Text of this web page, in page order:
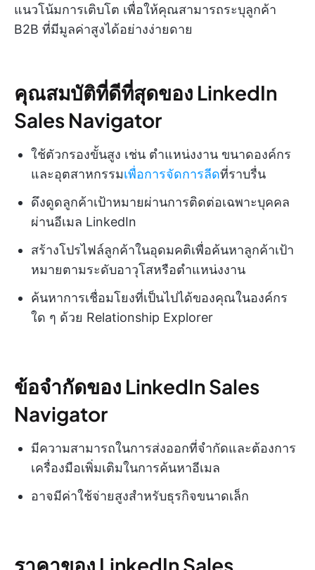
แนวโน้มการเติบโต เพื่อให้คุณสามารถระบุลูกค้า
B2B ที่มีมูลค่าสูงได้อย่างง่ายดาย
คุณสมบัติที่ดีที่สุดของ LinkedIn
Sales Navigator
ใช้ตัวกรองขั้นสูง เช่น ตำแหน่งงาน ขนาดองค์กร
และอุตสาหกรรมเพื่อการจัดการลีดที่ราบรื่น
ดึงดูดลูกค้าเป้าหมายผ่านการติดต่อเฉพาะบุคคล
ผ่านอีเมล LinkedIn
สร้างโปรไฟล์ลูกค้าในอุดมคติเพื่อค้นหาลูกค้าเป้า
หมายตามระดับอาวุโสหรือตำแหน่งงาน
ค้นหาการเชื่อมโยงที่เป็นไปได้ของคุณในองค์กร
ใด ๆ ด้วย Relationship Explorer
ข้อจำกัดของ LinkedIn Sales
Navigator
มีความสามารถในการส่งออกที่จำกัดและต้องการ
เครื่องมือเพิ่มเติมในการค้นหาอีเมล
อาจมีค่าใช้จ่ายสูงสำหรับธุรกิจขนาดเล็ก
ราคาของ LinkedIn Sales